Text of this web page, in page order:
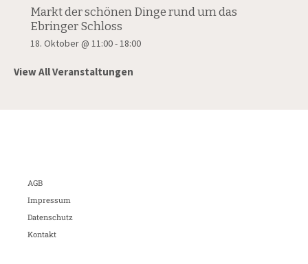
Markt der schönen Dinge rund um das
Ebringer Schloss
18. Oktober @ 11:00-18:00
View All Veranstaltungen
AGB
Impressum
Datenschutz
Kontakt